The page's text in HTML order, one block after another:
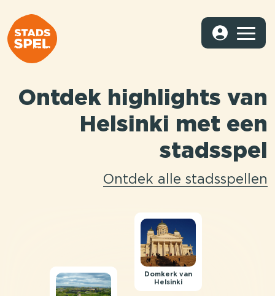
Ontdek highlights van
Helsinki met een
stadsspel
Ontdek alle stadsspellen
Domkerk van
Helsinki